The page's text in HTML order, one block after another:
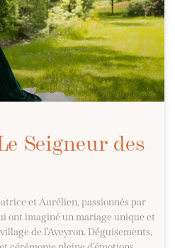
Seigneur des
et Aurélien, passionnés par
ont imaginé un mariage unique et
de l’Aveyron. Déguisements,